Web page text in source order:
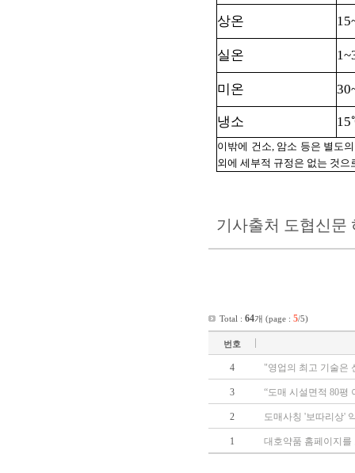
상온
실온
미온
냉소
이밖에 건소, 암소 등은 별도
외에 세부적 규정은 없는 것으
기사출처 도협신문
Total : 64개 (page : 5/5)
번호
4 "영업의 최고 기술은
3 “도매 시설면적 80평
2 도매사칭 '보따리상'
1 대호약품 홈페이지를